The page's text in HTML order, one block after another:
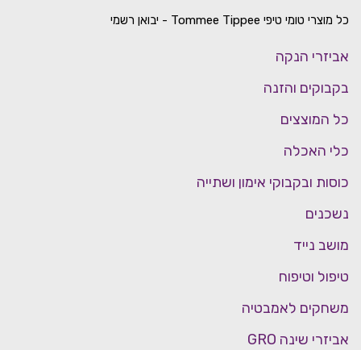
כל מוצרי טומי טיפי Tommee Tippee - יבואן רשמי
אביזרי הנקה
בקבוקים והזנה
כל המוצצים
כלי האכלה
כוסות ובקבוקי אימון ושתייה
נשכנים
מושב נייד
טיפול וטיפוח
משחקים לאמבטיה
אביזרי שינה GRO